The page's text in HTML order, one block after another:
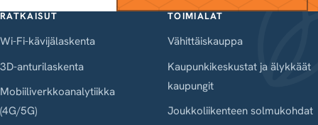
RATKAISUT
Wi-Fi-kävijälaskenta
3D-anturilaskenta
Mobiiliverkkoanalytiikka
(4G/5G)
TOIMIALAT
Vähittäiskauppa
Kaupunkikeskustat ja älykkäät
kaupungit
Joukkoliikenteen solmukohdat